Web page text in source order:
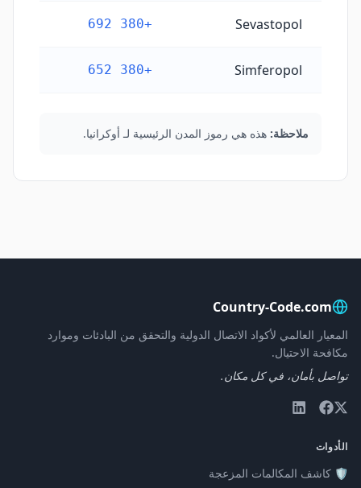
Sevastopol
+380 692
Simferopol
+380 652
ملاحظة: هذه هي رموز المدن الرئيسية لـ أوكرانيا.
Country-Code.com
المعيار العالمي لأكواد الاتصال الدولية والتحقق من البادئات وموارد
مكافحة الاحتيال.
تواصل بأمان، في كل مكان.
الأدوات
🛡️ كاشف المكالمات المزعجة